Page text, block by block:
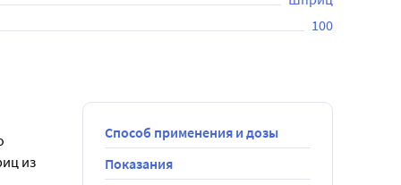
100
из
Способ применения и дозы
Показания